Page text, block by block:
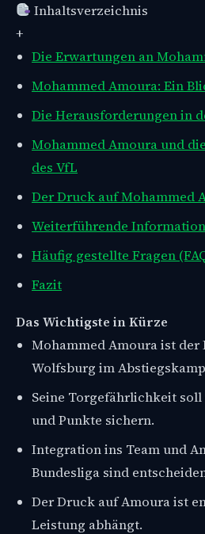
Inhaltsverzeichnis
+
Die Erwartungen an
Mohammed Amoura: Ein
Die Herausforderungen in
Mohammed Amoura und
des VfL
Der Druck auf Mohammed
Weiterführende
Häufig gestellte Fragen
Fazit
Das Wichtigste in Kürze
Mohammed Amoura ist
Wolfsburg im
Seine Torgefährlichkeit
und Punkte sichern.
Integration ins Team und
Bundesliga sind
Der Druck auf Amoura ist
Leistung abhängt.